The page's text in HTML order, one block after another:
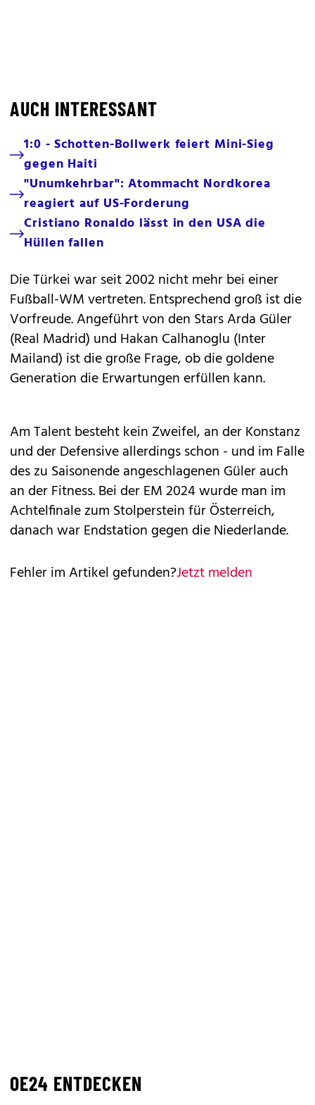
AUCH INTERESSANT
1:0 - Schotten-Bollwerk feiert Mini-Sieg
gegen Haiti
"Unumkehrbar": Atommacht Nordkorea
reagiert auf US-Forderung
Cristiano Ronaldo lässt in den USA die
Hüllen fallen
Die Türkei war seit 2002 nicht mehr bei einer
Fußball-WM vertreten. Entsprechend groß ist die
Vorfreude. Angeführt von den Stars Arda Güler
(Real Madrid) und Hakan Calhanoglu (Inter
Mailand) ist die große Frage, ob die goldene
Generation die Erwartungen erfüllen kann.
Am Talent besteht kein Zweifel, an der Konstanz
und der Defensive allerdings schon - und im Falle
des zu Saisonende angeschlagenen Güler auch
an der Fitness. Bei der EM 2024 wurde man im
Achtelfinale zum Stolperstein für Österreich,
danach war Endstation gegen die Niederlande.
Fehler im Artikel gefunden?Jetzt melden
OE24 ENTDECKEN